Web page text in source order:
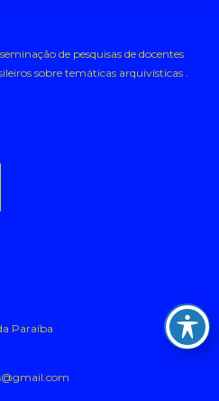
de pesquisas de docentes
sobre temáticas arquivísticas .
Paraíba